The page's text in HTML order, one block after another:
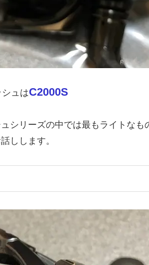
ュはC2000S
シリーズの中では最もライトなも
しします。